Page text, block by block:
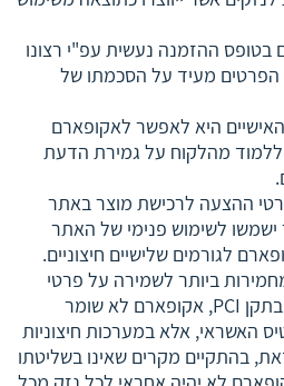
בטופס ההזמנה נעשית עפ"י רצונו
הפרטים מעיד על הסכמתו של
האישיים היא לאפשר לאקופארם
מהלקוח על גמירת הדעת
ההצעה לרכישת מוצר באתר
לשימוש פנימי של האתר
לגורמים שלישיים חיצוניים.
ביותר לשמירה על פרטי
כרטיסי האשראי המפורטות בתקן PCI, אקופארם לא שומר
האשראי, אלא במערכות חיצוניות
בהתקיים מקרים שאינו בשליטתו